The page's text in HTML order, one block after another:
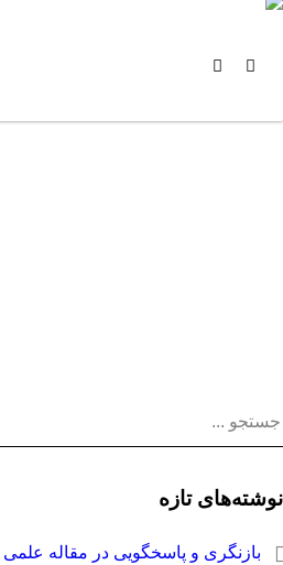
تازه
بازنگری و پاسخگویی در مقاله